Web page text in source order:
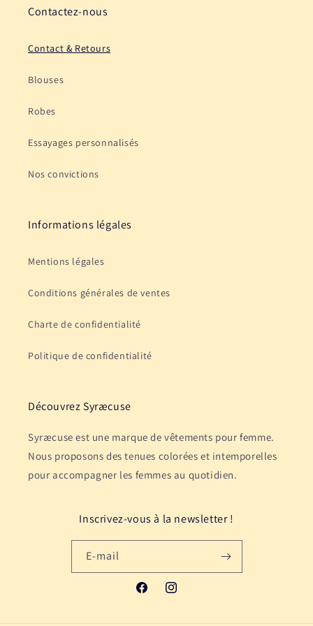
Contactez-nous
Contact & Retours
Blouses
Robes
Essayages personnalisés
Nos convictions
Informations légales
Mentions légales
Conditions générales de ventes
Charte de confidentialité
Politique de confidentialité
Découvrez Syræcuse
Syræcuse est une marque de vêtements pour femme.
Nous proposons des tenues colorées et intemporelles
pour accompagner les femmes au quotidien.
Inscrivez-vous à la newsletter !
E-mail
FacebookInstagram